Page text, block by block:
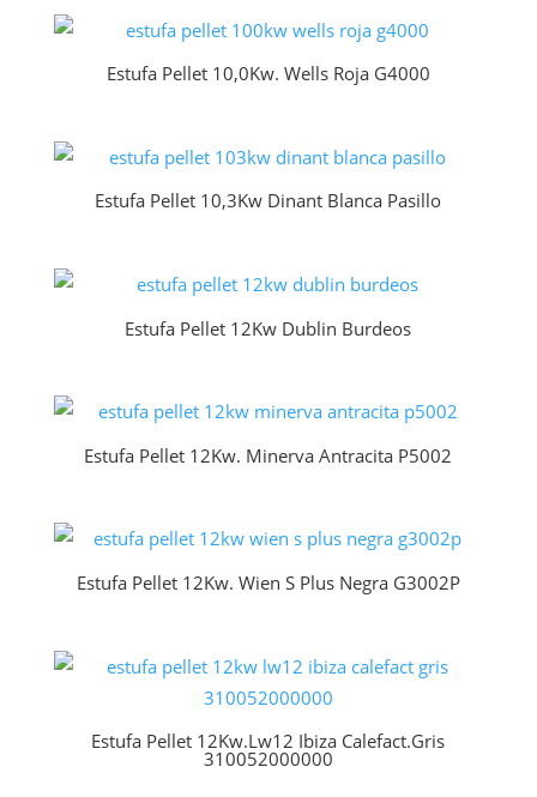
Estufa Pellet 10,0Kw. Wells Roja G4000
Estufa Pellet 10,3Kw Dinant Blanca Pasillo
Estufa Pellet 12Kw Dublin Burdeos
Estufa Pellet 12Kw. Minerva Antracita P5002
Estufa Pellet 12Kw. Wien S Plus Negra G3002P
Estufa Pellet 12Kw.Lw12 Ibiza Calefact.Gris
310052000000